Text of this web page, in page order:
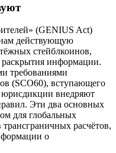
(GENIUS Act)
действующую
стейблкоинов,
раскрытия информации.
требованиями
(SCO60), вступающего
юрисдикции внедряют
Эти два основных
для глобальных
расчётов,
о